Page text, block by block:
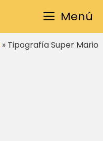
Menú
» Tipografía Super Mario